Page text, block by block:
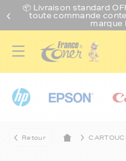
📦 Livraison standard O
toute commande
marque
Retour